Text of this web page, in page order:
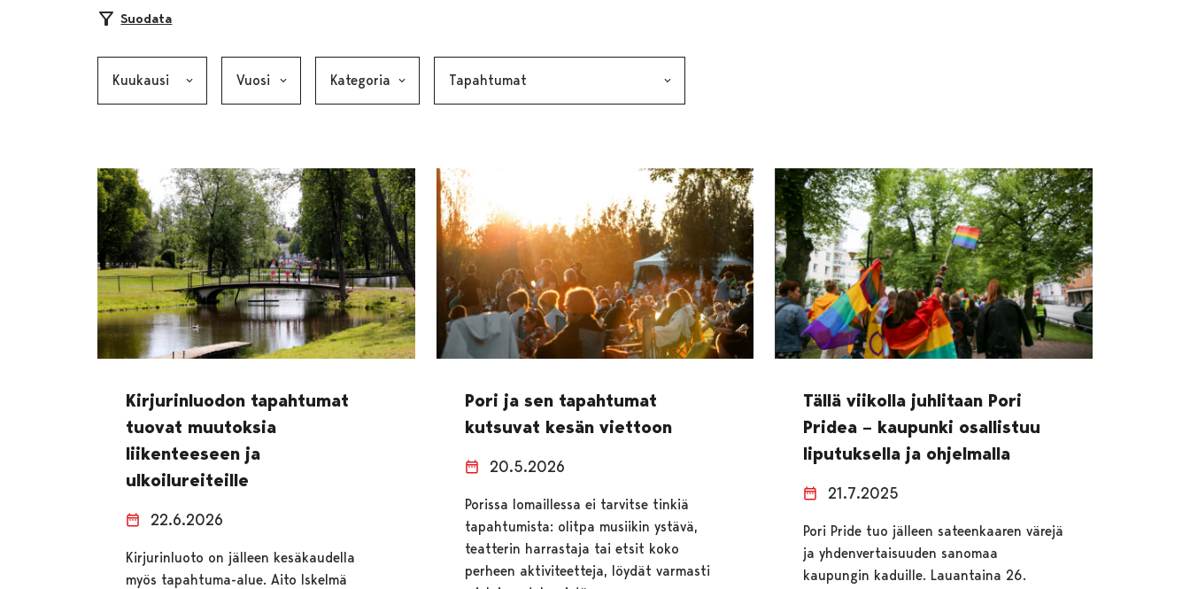
Suodata
Kirjurinluodon tapahtumat
tuovat muutoksia
liikenteeseen ja
ulkoilureiteille
22.6.2026
Kirjurinluoto on jälleen kesäkaudella
myös tapahtuma-alue. Aito Iskelmä
Pori ja sen tapahtumat
kutsuvat kesän viettoon
20.5.2026
Porissa lomaillessa ei tarvitse tinkiä
tapahtumista: olitpa musiikin ystävä,
teatterin harrastaja tai etsit koko
perheen aktiviteetteja, löydät varmasti
Tällä viikolla juhlitaan Pori
Pridea – kaupunki osallistuu
liputuksella ja ohjelmalla
21.7.2025
Pori Pride tuo jälleen sateenkaaren värejä
ja yhdenvertaisuuden sanomaa
kaupungin kaduille. Lauantaina 26.